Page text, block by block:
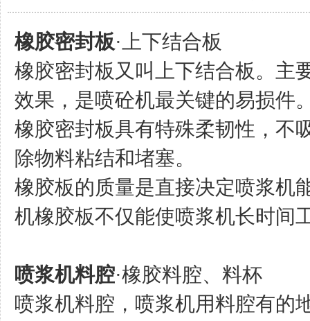
橡胶密封板·上下结合板
橡胶密封板又叫上下结合板。主
效果，是喷砼机最关键的易损件
橡胶密封板具有特殊柔韧性，不
除物料粘结和堵塞。
橡胶板的质量是直接决定喷浆机
机橡胶板不仅能使喷浆机长时间
喷浆机料腔·橡胶料腔、料杯
喷浆机料腔，喷浆机用料腔有的